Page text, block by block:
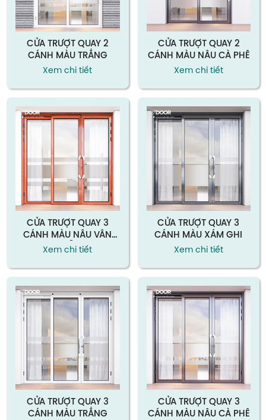
CỬA TRƯỢT QUAY 2
CÁNH MÀU TRẮNG
Xem chi tiết
CỬA TRƯỢT QUAY 2
CÁNH MÀU NÂU CÀ PHÊ
Xem chi tiết
CỬA TRƯỢT QUAY 3
CÁNH MÀU NÂU VÂN
GỖ
Xem chi tiết
CỬA TRƯỢT QUAY 3
CÁNH MÀU XÁM GHI
Xem chi tiết
CỬA TRƯỢT QUAY 3
CÁNH MÀU TRẮNG
CỬA TRƯỢT QUAY 3
CÁNH MÀU NÂU CÀ PHÊ